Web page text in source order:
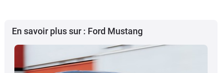
En savoir plus sur : Ford Mustang